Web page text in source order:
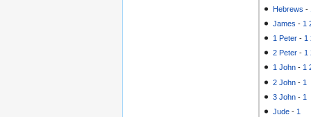
Hebrews -
James - 1
1 Peter - 1
2 Peter - 1
1 John -1
2 John - 1
3 John - 1
Jude - 1